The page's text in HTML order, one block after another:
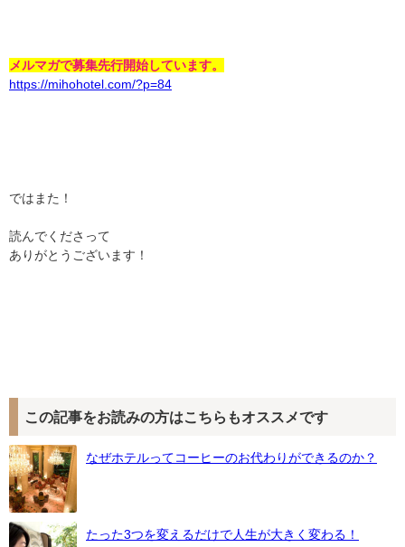
メルマガで募集先行開始しています。
https://mihohotel.com/?p=84
ではまた！
読んでくださって
ありがとうございます！
この記事をお読みの方はこちらもオススメです
なぜホテルってコーヒーのお代わりができるのか？
たった3つを変えるだけで人生が大きく変わる！